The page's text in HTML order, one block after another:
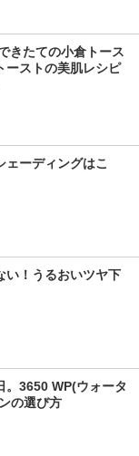
きたての小倉トース
ーストの美肌レシピ
ェーディングはこ
い！うるおいツヤ下
3650 WP(ウォータ
の選び方